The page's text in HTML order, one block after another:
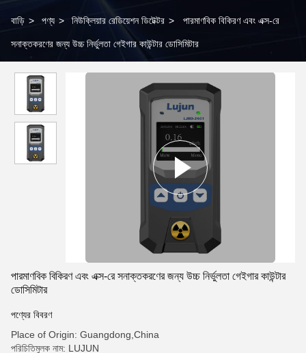
বাড়ি > পণ্য > নিউক্লিয়ার রেডিয়েশন ডিটেক্টর > পারমাণবিক বিকিরণ এবং এক্স-রে
সনাক্তকরণের জন্য উচ্চ নির্ভুলতা গেইগার কাউন্টার ডোসিমিটার
পারমাণবিক বিকিরণ এবং এক্স-রে সনাক্তকরণের জন্য উচ্চ নির্ভুলতা গেইগার কাউন্টার
ডোসিমিটার
পণ্যের বিবরণ
Place of Origin: Guangdong,China
পরিচিতিমুলক নাম: LUJUN